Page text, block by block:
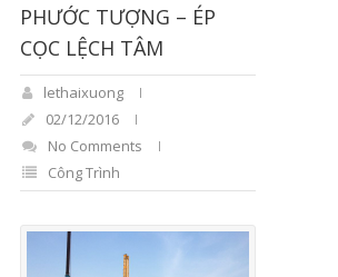
PHƯỚC TƯỢNG – ÉP
CỌC LỆCH TÂM
lethaixuong
02/12/2016
No Comments
Công Trình